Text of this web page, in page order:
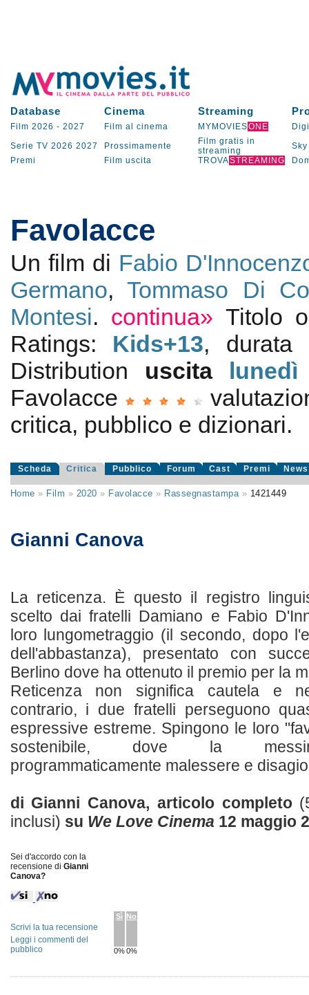
Database Cinema Streaming
Film 2026 - 2027 Film al cinema MYMOVIESONE
Serie TV 2026 2027 Prossimamente
Film gratis in
streaming
Sky
Premi
Film uscita TROVASTREAMING
Favolacce
Un film di Fabio
Germano,Tommaso Di
Montesi. continua» Titolo
Ratings: Kids+13,
Distribution uscita lunedì
Favolacce
critica, pubblico e dizionari.
Scheda Critica Pubblico Forum Cast Premi News
Home » Film » 2020 » Favolacce » Rassegnastampa» 1421449
Gianni Canova
La reticenza. È questo il registro
scelto dai fratelli Damiano e Fabio
loro lungometraggio (il secondo, dopo
dell'abbastanza), presentato con
Berlino dove ha ottenuto il premio per la
Reticenza non significa cautela e
contrario, i due fratelli perseguono
espressive estreme. Spingono le loro
sostenibile, dove la
programmaticamente malessere e
di Gianni Canova, articolo completo
inclusi) su We Love Cinema 12 maggio
Sei d'accordo con la
recensione di Gianni
Canova?
Sì
0%
No
0%
Scrivi la tua recensione
Leggi i commenti del
pubblico